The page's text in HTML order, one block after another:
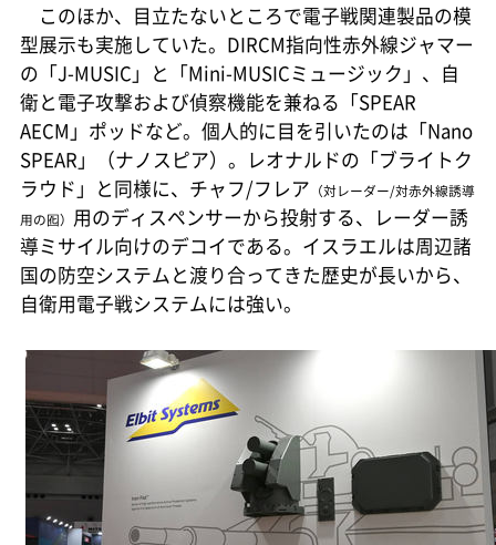
このほか、目立たないところで電子戦関連製品の模
型展示も実施していた。DIRCM指向性赤外線ジャマー
の「J-MUSIC」と「Mini-MUSICミュージック」、自
衛と電子攻撃および偵察機能を兼ねる「SPEAR
AECM」ポッドなど。個人的に目を引いたのは「Nano
SPEAR」（ナノスピア）。レオナルドの「ブライトク
ラウド」と同様に、チャフ/フレア （対レーダー/対赤外線誘導
用の囮） 用のディスペンサーから投射する、レーダー誘
導ミサイル向けのデコイである。イスラエルは周辺諸
国の防空システムと渡り合ってきた歴史が長いから、
自衛用電子戦システムには強い。